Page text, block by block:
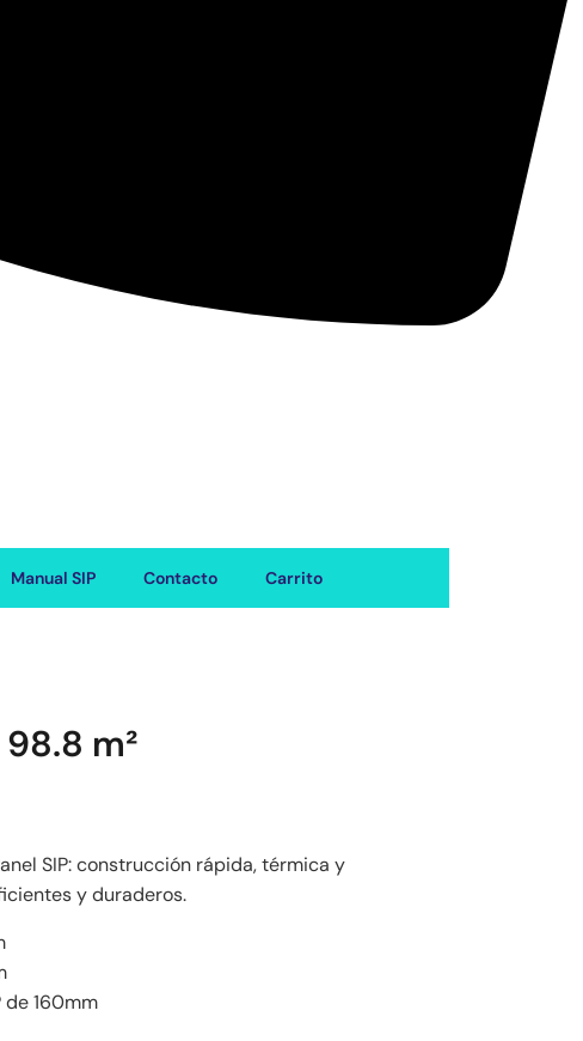
Manual SIP Contacto Carrito
m²
SIP: construcción rápida, térmica y
y duraderos.
de 160mm